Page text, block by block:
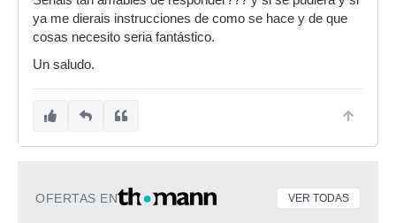
ya me dierais instrucciones de como se hace y de que
cosas necesito seria fantástico.
Un saludo.
OFERTAS EN VER TODAS